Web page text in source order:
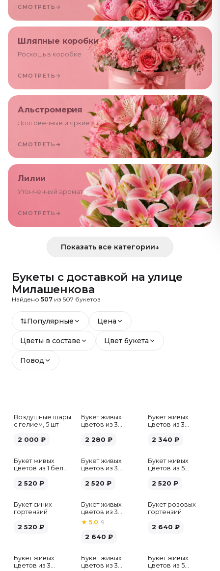
СМОТРЕТЬ →
Шляпные коробки
Роскошь в коробке
СМОТРЕТЬ →
Альстромерия
Долговечные и яркие
СМОТРЕТЬ →
Лилии
Утончённый аромат
СМОТРЕТЬ →
Показать все категории↓
Букеты с доставкой на улице
Милашенкова
Найдено 507 из 507 букетов
Популярные Цена
Цветы в составе Цвет букета
Повод
Воздушные шары
с гелием, 5 шт
2 000 ₽
Букет живых
цветов из 3
2 280 ₽
Букет живых
цветов из 3
2 340 ₽
Букет живых
цветов из 1 белой
2 520 ₽
Букет живых
цветов из 3
2 520 ₽
Букет живых
цветов из 5
микс
2 520 ₽
Букет синих
гортензий
2 520 ₽
Букет живых
цветов из 3
розовых пионов
★ 5.0· 9
2 640 ₽
Букет розовых
гортензий
2 640 ₽
Букет живых
цветов из 3
Букет живых
цветов из 3
Хит
Букет живых
цветов из 5